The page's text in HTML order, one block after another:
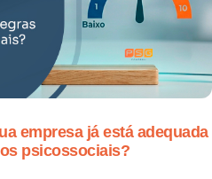
empresa já está adequada
psicossociais?